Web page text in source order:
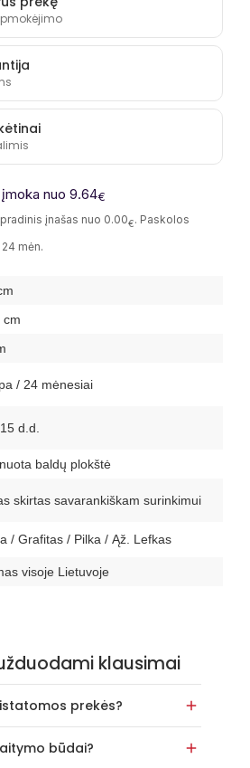
nuo 9.64€
įnašas nuo 0.00€. Paskolos
mėn.
cm
/ 24 mėnesiai
d.d.
baldų plokštė
skirtas savarankiškam surinkimui
/ Grafitas / Pilka / Ąž. Lefkas
visoje Lietuvoje
klausimai
prekės?
būdai?